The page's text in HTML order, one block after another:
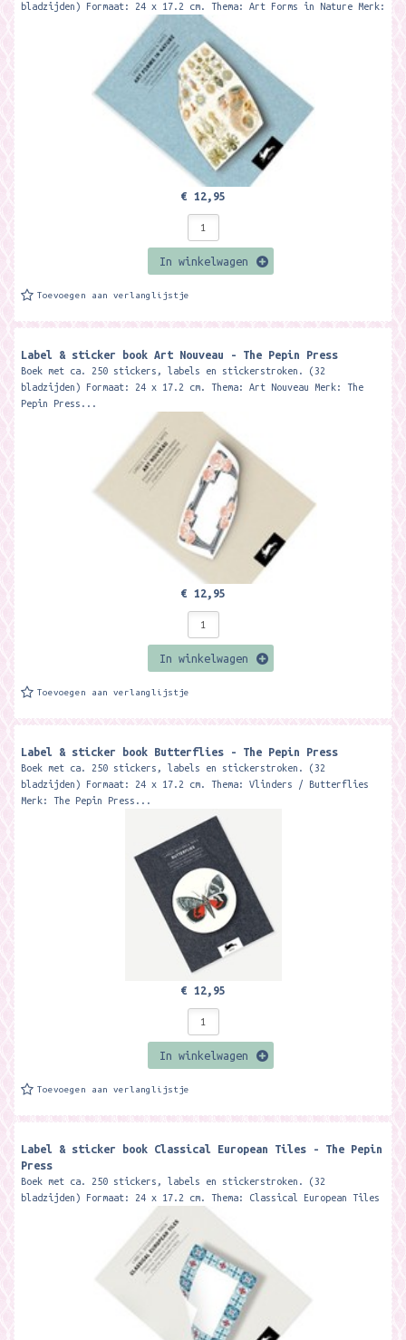
bladzijden) Formaat: 24 x 17.2 cm. Thema: Art Forms in Nature Merk:
€ 12,95
In winkelwagen
Toevoegen aan verlanglijstje
Label & sticker book Art Nouveau - The Pepin Press
Boek met ca. 250 stickers, labels en stickerstroken. (32
bladzijden) Formaat: 24 x 17.2 cm. Thema: Art Nouveau Merk: The
Pepin Press...
€ 12,95
In winkelwagen
Toevoegen aan verlanglijstje
Label & sticker book Butterflies - The Pepin Press
Boek met ca. 250 stickers, labels en stickerstroken. (32
bladzijden) Formaat: 24 x 17.2 cm. Thema: Vlinders / Butterflies
Merk: The Pepin Press...
€ 12,95
In winkelwagen
Toevoegen aan verlanglijstje
Label & sticker book Classical European Tiles - The Pepin
Press
Boek met ca. 250 stickers, labels en stickerstroken. (32
bladzijden) Formaat: 24 x 17.2 cm. Thema: Classical European Tiles